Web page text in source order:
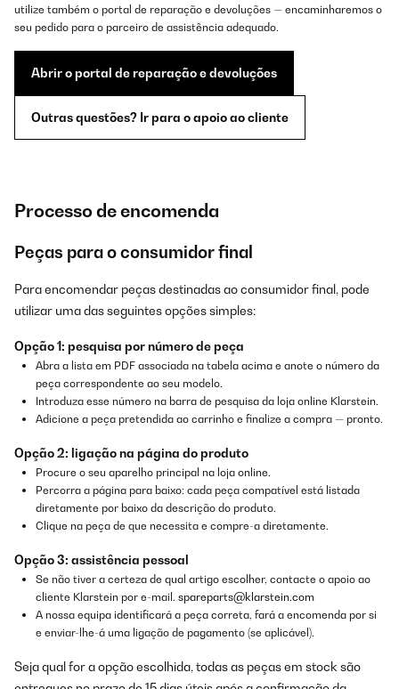
utilize também o portal de reparação e devoluções — encaminharemos o
seu pedido para o parceiro de assistência adequado.
Abrir o portal de reparação e devoluções
Outras questões? Ir para o apoio ao cliente
Processo de encomenda
Peças para o consumidor final
Para encomendar peças destinadas ao consumidor final, pode
utilizar uma das seguintes opções simples:
Opção 1: pesquisa por número de peça
Abra a lista em PDF associada na tabela acima e anote o número da
peça correspondente ao seu modelo.
Introduza esse número na barra de pesquisa da loja online Klarstein.
Adicione a peça pretendida ao carrinho e finalize a compra — pronto.
Opção 2: ligação na página do produto
Procure o seu aparelho principal na loja online.
Percorra a página para baixo: cada peça compatível está listada
diretamente por baixo da descrição do produto.
Clique na peça de que necessita e compre-a diretamente.
Opção 3: assistência pessoal
Se não tiver a certeza de qual artigo escolher, contacte o apoio ao
cliente Klarstein por e-mail. spareparts@klarstein.com
A nossa equipa identificará a peça correta, fará a encomenda por si
e enviar-lhe-á uma ligação de pagamento (se aplicável).
Seja qual for a opção escolhida, todas as peças em stock são